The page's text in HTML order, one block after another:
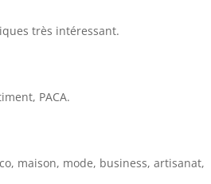
très intéressant.
PACA.
maison, mode, business, artisanat,